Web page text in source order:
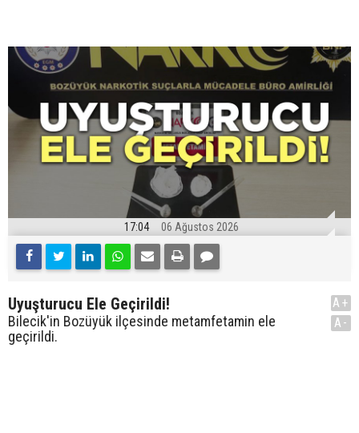
17:04 06 Ağustos 2026
Uyuşturucu Ele Geçirildi!
Bilecik'in Bozüyük ilçesinde metamfetamin ele
geçirildi.
A+
A-